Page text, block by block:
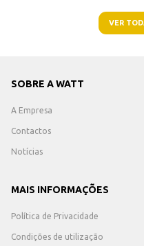
VER
SOBRE A WATT
A Empresa
Contactos
Notícias
MAIS INFORMAÇÕES
Política de Privacidade
Condições de utilização